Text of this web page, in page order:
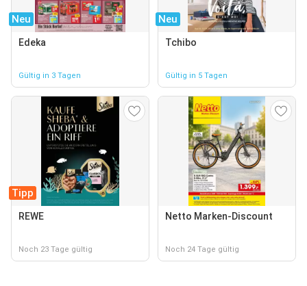
Neu
Edeka
Gültig in 3 Tagen
Neu
Tchibo
Gültig in 5 Tagen
Tipp
REWE
Noch 23 Tage gültig
Netto Marken-Discount
Noch 24 Tage gültig